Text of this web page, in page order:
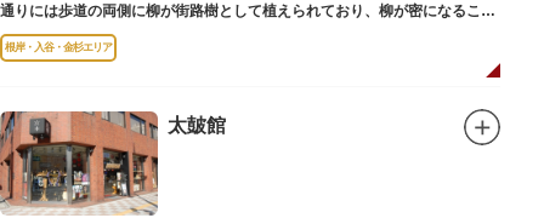
通りには歩道の両側に柳が街路樹として植えられており、柳が密になるこの
通りがかつて花街のあった界隈です。
根岸・入谷・金杉エリア
太皷館